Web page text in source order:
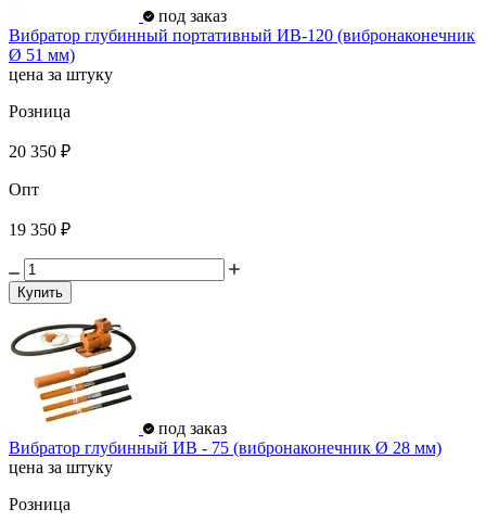
под заказ
Вибратор глубинный портативный ИВ-120 (вибронаконечник
Ø 51 мм)
цена за штуку
Розница
20 350 ₽
Опт
19 350 ₽
Купить
под заказ
Вибратор глубинный ИВ - 75 (вибронаконечник Ø 28 мм)
цена за штуку
Розница